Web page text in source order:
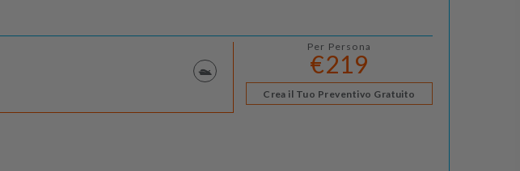
Per Persona
€219
Crea il Tuo Preventivo Gratuito